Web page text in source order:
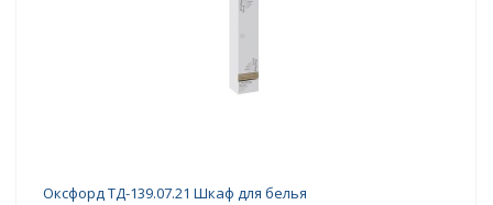
Оксфорд ТД-139.07.21 Шкаф для белья